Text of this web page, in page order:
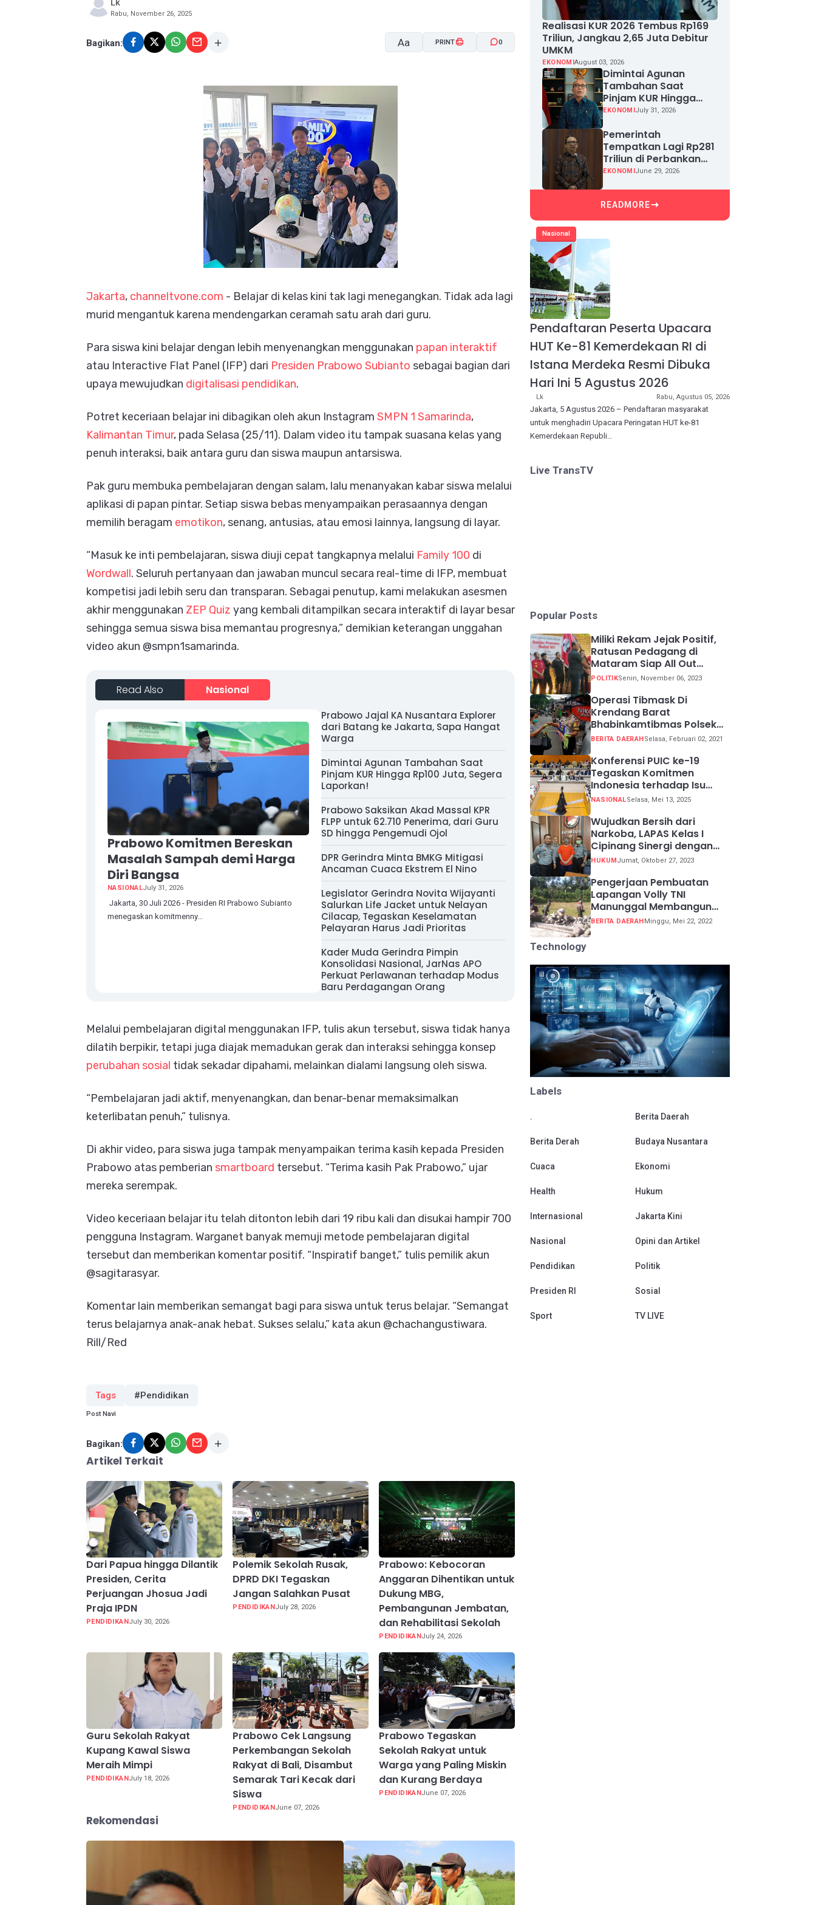
Lk
Rabu, November 26, 2025
Bagikan: Aa PRINT 0
Jakarta, channeltvone.com - Belajar di kelas kini tak lagi menegangkan. Tidak ada lagi
murid mengantuk karena mendengarkan ceramah satu arah dari guru.
Para siswa kini belajar dengan lebih menyenangkan menggunakan papan interaktif
atau Interactive Flat Panel (IFP) dari Presiden Prabowo Subianto sebagai bagian dari
upaya mewujudkan digitalisasi pendidikan.
Potret keceriaan belajar ini dibagikan oleh akun Instagram SMPN 1 Samarinda,
Kalimantan Timur, pada Selasa (25/11). Dalam video itu tampak suasana kelas yang
penuh interaksi, baik antara guru dan siswa maupun antarsiswa.
Pak guru membuka pembelajaran dengan salam, lalu menanyakan kabar siswa melalui
aplikasi di papan pintar. Setiap siswa bebas menyampaikan perasaannya dengan
memilih beragam emotikon, senang, antusias, atau emosi lainnya, langsung di layar.
“Masuk ke inti pembelajaran, siswa diuji cepat tangkapnya melalui Family 100 di
Wordwall. Seluruh pertanyaan dan jawaban muncul secara real-time di IFP, membuat
kompetisi jadi lebih seru dan transparan. Sebagai penutup, kami melakukan asesmen
akhir menggunakan ZEP Quiz yang kembali ditampilkan secara interaktif di layar besar
sehingga semua siswa bisa memantau progresnya,” demikian keterangan unggahan
video akun @smpn1samarinda.
Read Also Nasional
Prabowo Komitmen Bereskan
Masalah Sampah demi Harga
Diri Bangsa
NASIONALJuly 31, 2026
Jakarta, 30 Juli 2026 - Presiden RI Prabowo Subianto
menegaskan komitmenny...
Prabowo Jajal KA Nusantara Explorer
dari Batang ke Jakarta, Sapa Hangat
Warga
Dimintai Agunan Tambahan Saat
Pinjam KUR Hingga Rp100 Juta, Segera
Laporkan!
Prabowo Saksikan Akad Massal KPR
FLPP untuk 62.710 Penerima, dari Guru
SD hingga Pengemudi Ojol
DPR Gerindra Minta BMKG Mitigasi
Ancaman Cuaca Ekstrem El Nino
Legislator Gerindra Novita Wijayanti
Salurkan Life Jacket untuk Nelayan
Cilacap, Tegaskan Keselamatan
Pelayaran Harus Jadi Prioritas
Kader Muda Gerindra Pimpin
Konsolidasi Nasional, JarNas APO
Perkuat Perlawanan terhadap Modus
Baru Perdagangan Orang
Melalui pembelajaran digital menggunakan IFP, tulis akun tersebut, siswa tidak hanya
dilatih berpikir, tetapi juga diajak memadukan gerak dan interaksi sehingga konsep
perubahan sosial tidak sekadar dipahami, melainkan dialami langsung oleh siswa.
“Pembelajaran jadi aktif, menyenangkan, dan benar-benar memaksimalkan
keterlibatan penuh,” tulisnya.
Di akhir video, para siswa juga tampak menyampaikan terima kasih kepada Presiden
Prabowo atas pemberian smartboard tersebut. “Terima kasih Pak Prabowo,” ujar
mereka serempak.
Video keceriaan belajar itu telah ditonton lebih dari 19 ribu kali dan disukai hampir 700
pengguna Instagram. Warganet banyak memuji metode pembelajaran digital
tersebut dan memberikan komentar positif. “Inspiratif banget,” tulis pemilik akun
@sagitarasyar.
Komentar lain memberikan semangat bagi para siswa untuk terus belajar. “Semangat
terus belajarnya anak-anak hebat. Sukses selalu,” kata akun @chachangustiwara.
Rill/Red
Tags #Pendidikan
Post Navi
Bagikan:
Artikel Terkait
Dari Papua hingga Dilantik
Presiden, Cerita
Perjuangan Jhosua Jadi
Praja IPDN
PENDIDIKAN July 30, 2026
Polemik Sekolah Rusak,
DPRD DKI Tegaskan
Jangan Salahkan Pusat
PENDIDIKAN July 28, 2026
Prabowo: Kebocoran
Anggaran Dihentikan untuk
Dukung MBG,
Pembangunan Jembatan,
dan Rehabilitasi Sekolah
PENDIDIKAN July 24, 2026
Guru Sekolah Rakyat
Kupang Kawal Siswa
Meraih Mimpi
PENDIDIKAN July 18, 2026
Prabowo Cek Langsung
Perkembangan Sekolah
Rakyat di Bali, Disambut
Semarak Tari Kecak dari
Siswa
PENDIDIKAN June 07, 2026
Prabowo Tegaskan
Sekolah Rakyat untuk
Warga yang Paling Miskin
dan Kurang Berdaya
PENDIDIKAN June 07, 2026
Rekomendasi
Realisasi KUR 2026 Tembus Rp169
Triliun, Jangkau 2,65 Juta Debitur
UMKM
EKONOMIAugust 03, 2026
Dimintai Agunan
Tambahan Saat
Pinjam KUR Hingga
Rp100 Juta, Segera
EKONOMI July 31, 2026
Pemerintah
Tempatkan Lagi Rp281
Triliun di Perbankan
demi Jaga Likuiditas
EKONOMI June 29, 2026
READMORE
Nasional
Pendaftaran Peserta Upacara
HUT Ke-81 Kemerdekaan RI di
Istana Merdeka Resmi Dibuka
Hari Ini 5 Agustus 2026
Lk Rabu, Agustus 05, 2026
Jakarta, 5 Agustus 2026 – Pendaftaran masyarakat
untuk menghadiri Upacara Peringatan HUT ke-81
Kemerdekaan Republi…
Live TransTV
Popular Posts
Miliki Rekam Jejak Positif,
Ratusan Pedagang di
Mataram Siap All Out
Menangkan Ganjar-Mahfud
POLITIKSenin, November 06, 2023
Operasi Tibmask Di
Krendang Barat
Bhabinkamtibmas Polsek
Tambora Bagikan Masker
Prokes
BERITA DAERAHSelasa, Februari 02, 2021
Konferensi PUIC ke-19
Tegaskan Komitmen
Indonesia terhadap Isu
Lingkungan Global
NASIONALSelasa, Mei 13, 2025
Wujudkan Bersih dari
Narkoba, LAPAS Kelas I
Cipinang Sinergi dengan
Kepolisian Resor Metro
HUKUMJumat, Oktober 27, 2023
Pengerjaan Pembuatan
Lapangan Volly TNI
Manunggal Membangun
Desa (TMMD) ke 113
BERITA DAERAHMinggu, Mei 22, 2022
Technology
Labels
. Berita Daerah
Berita Derah Budaya Nusantara
Cuaca Ekonomi
Health Hukum
Internasional Jakarta Kini
Nasional Opini dan Artikel
Pendidikan Politik
Presiden RI Sosial
Sport TV LIVE